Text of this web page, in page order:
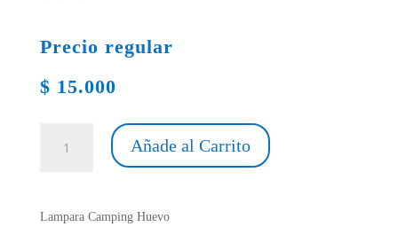
Precio regular
$ 15.000
Camping
Añade al Carrito
Lampara Camping Huevo